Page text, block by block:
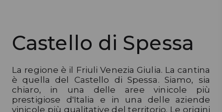
-30%
Accedi
Castello di Spessa
La regione è il Friuli Venezia Giulia. La cantina
è quella del Castello di Spessa. Siamo, sia
chiaro, in una delle aree vinicole più
prestigiose d'Italia e in una delle aziende
vinicole più qualitative del territorio. Le origini
VOGLIO LO SCONTO